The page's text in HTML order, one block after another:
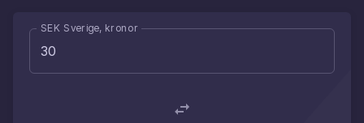
SEK Sverige, kronor